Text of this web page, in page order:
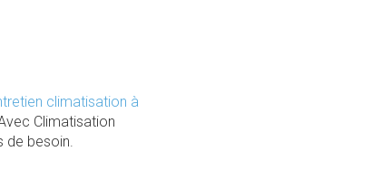
climatisation à
Climatisation
de besoin.